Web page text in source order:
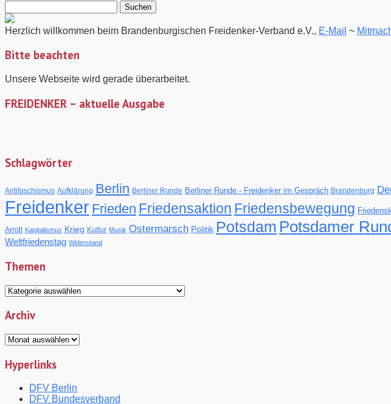
nach:
Herzlich willkommen beim Brandenburgischen Freidenker-Verband e.V., E-Mail ~
Bitte beachten
Unsere Webseite wird gerade überarbeitet.
FREIDENKER – aktuelle Ausgabe
Schlagwörter
Antifaschismus Aufklärung Berlin Berliner Runde Berliner Runde - Freidenker im Gespräch Brandenburg
Freidenker Frieden Friedensaktion Friedensbewegung
Arndt Kapitalismus Krieg Kultur Musik Ostermarsch Politik Potsdam Potsdamer
Weltfriedenstag Widerstand
Themen
Themen
Archiv
Archiv
Hyperlinks
DFV Berlin
DFV Bundesverband